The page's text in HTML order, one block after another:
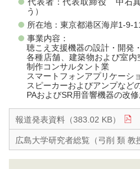
う）
所在地：東京都港区海岸1-
事業内容：
聴こえ支援機器の設計・開発
各種店舗、建築物および室内
制作コンサルタント業
スマートフォンアプリケーシ
スピーカーおよびアンプなど
PAおよびSR用音響機器の改
報道発表資料（383.02 KB）
広島大学研究者総覧（弓削 類 教